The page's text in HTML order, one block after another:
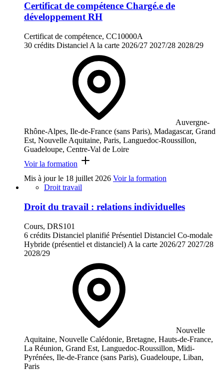
Certificat de compétence Chargé.e de
développement RH
Certificat de compétence, CC10000A
30 crédits Distanciel A la carte 2026/27 2027/28 2028/29
Auvergne-
Rhône-Alpes, Ile-de-France (sans Paris), Madagascar, Grand
Est, Nouvelle Aquitaine, Paris, Languedoc-Roussillon,
Guadeloupe, Centre-Val de Loire
Voir la formation
Mis à jour le 18 juillet 2026 Voir la formation
Droit travail
Droit du travail : relations individuelles
Cours, DRS101
6 crédits Distanciel planifié Présentiel Distanciel Co-modale
Hybride (présentiel et distanciel) A la carte 2026/27 2027/28
2028/29
Nouvelle
Aquitaine, Nouvelle Calédonie, Bretagne, Hauts-de-France,
La Réunion, Grand Est, Languedoc-Roussillon, Midi-
Pyrénées, Ile-de-France (sans Paris), Guadeloupe, Liban,
Paris